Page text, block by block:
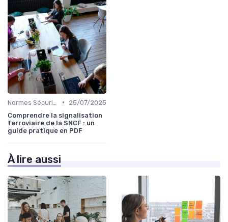
•
25/07/2025
Comprendre la signalisation
ferroviaire de la SNCF : un
guide pratique en PDF
À lire aussi